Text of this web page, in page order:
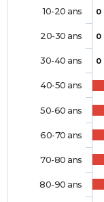
0
0
0
10-20 ans
20-30 ans
30-40 ans
40-50 ans
50-60 ans
60-70 ans
70-80 ans
80-90 ans